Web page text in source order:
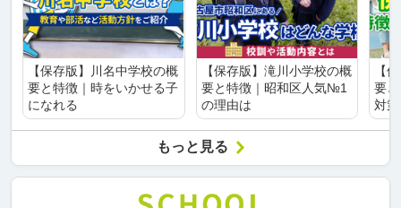
【保存版】川名中学校の概
要と特徴｜時をいかせる子
になれる
【保存版】滝川小学校の概
要と特徴｜昭和区人気№1
の理由は
【
要
対
もっと見る